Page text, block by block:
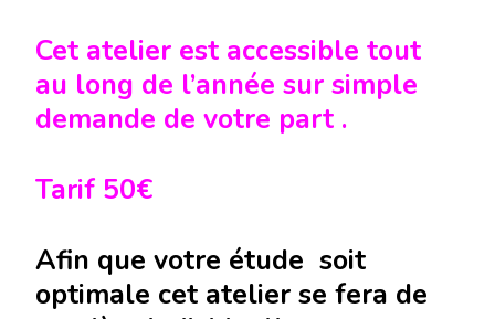
Cet atelier est accessible tout
au long de l’année sur simple
demande de votre part .
Tarif 50€
Afin que votre étude soit
optimale cet atelier se fera de